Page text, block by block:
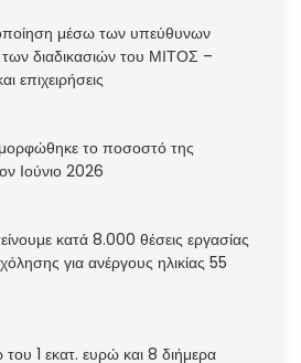
μέσω των υπεύθυνων
διαδικασιών του ΜΙΤΟΣ –
επιχειρήσεις
το ποσοστό της
Ιούνιο 2026
κατά 8.000 θέσεις εργασίας
για ανέργους ηλικίας 55
1 εκατ. ευρώ και 8 διήμερα